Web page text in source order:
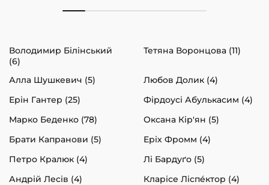
Володимир Білінський
(6)
Тетяна Воронцова (11)
Алла Шушкевич (5)
Любов Долик (4)
Ерін Гантер (25)
Фірдоусі Абулькасим (4)
Марко Беденко (78)
Оксана Кір'ян (5)
Брати Капранови (5)
Еріх Фромм (4)
Петро Кралюк (4)
Лі Бардуґо (5)
Андрій Лесів (4)
Кларісе Ліспéктор (4)